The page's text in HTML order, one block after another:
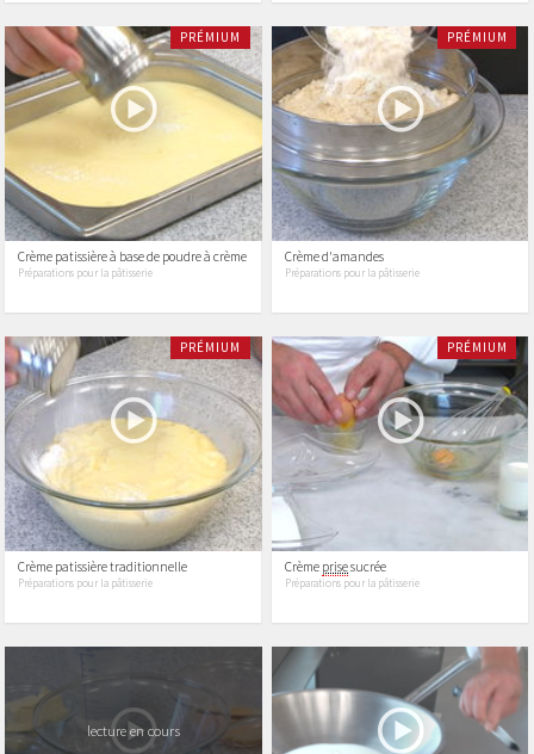
PRÉMIUM
Crème patissière à base de poudre à crème
Préparations pour la pâtisserie
PRÉMIUM
Crème d'amandes
Préparations pour la pâtisserie
PRÉMIUM
Crème patissière traditionnelle
Préparations pour la pâtisserie
PRÉMIUM
Crème prisesucrée
Préparations pour la pâtisserie
lecture en cours